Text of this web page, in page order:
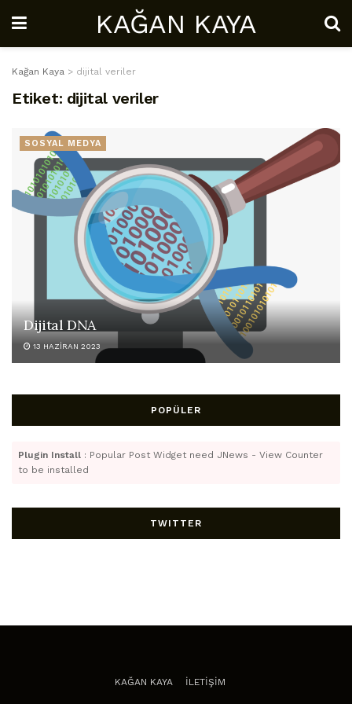
KAĞAN KAYA
Kağan Kaya > dijital veriler
Etiket: dijital veriler
SOSYAL MEDYA
Dijital DNA
13 HAZIRAN 2023
POPÜLER
Plugin Install : Popular Post Widget need JNews - View Counter
to be installed
TWITTER
KAĞAN KAYA İLETİŞİM